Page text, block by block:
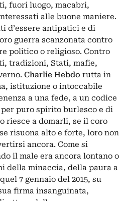
fuori luogo, macabri,
alle buone maniere.
d’essere antipatici e di
guerra scanzonata contro
politico o religioso. Contro
tradizioni, Stati, mafie,
Charlie Hebdo rutta in
istituzione o intoccabile
a una fede, a un codice
puro spirito burlesco e di
riesce a domarli, se il coro
risuona alto e forte, loro non
ancora. Come si
il male era ancora lontano o
della minaccia, della paura a
7 gennaio del 2015, su
firma insanguinata,